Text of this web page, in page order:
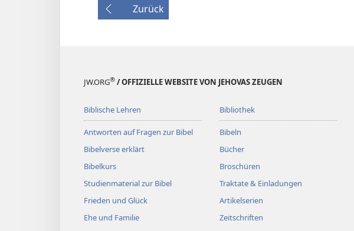
Zurück
JW.ORG® / OFFIZIELLE WEBSITE VON JEHOVAS ZEUGEN
Biblische Lehren
Antworten auf Fragen zur Bibel
Bibelverse erklärt
Bibelkurs
Studienmaterial zur Bibel
Frieden und Glück
Ehe und Familie
Bibliothek
Bibeln
Bücher
Broschüren
Traktate & Einladungen
Artikelserien
Zeitschriften